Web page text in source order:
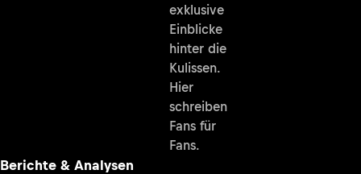
exklusive
Einblicke
hinter die
Kulissen.
Hier
schreiben
Fans für
Fans.
Berichte & Analysen